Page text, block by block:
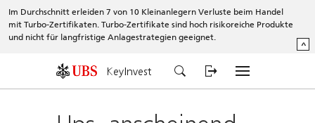
Im Durchschnitt erleiden 7 von 10 Kleinanlegern Verluste beim Handel
mit Turbo-Zertifikaten. Turbo-Zertifikate sind hoch risikoreiche Produkte
und nicht für langfristige Anlagestrategien geeignet.
^
KeyInvest